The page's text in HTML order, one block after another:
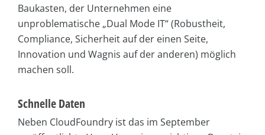
Baukasten, der Unternehmen eine
unproblematische „Dual Mode IT“ (Robustheit,
Compliance, Sicherheit auf der einen Seite,
Innovation und Wagnis auf der anderen) möglich
machen soll.
Schnelle Daten
Neben CloudFoundry ist das im September